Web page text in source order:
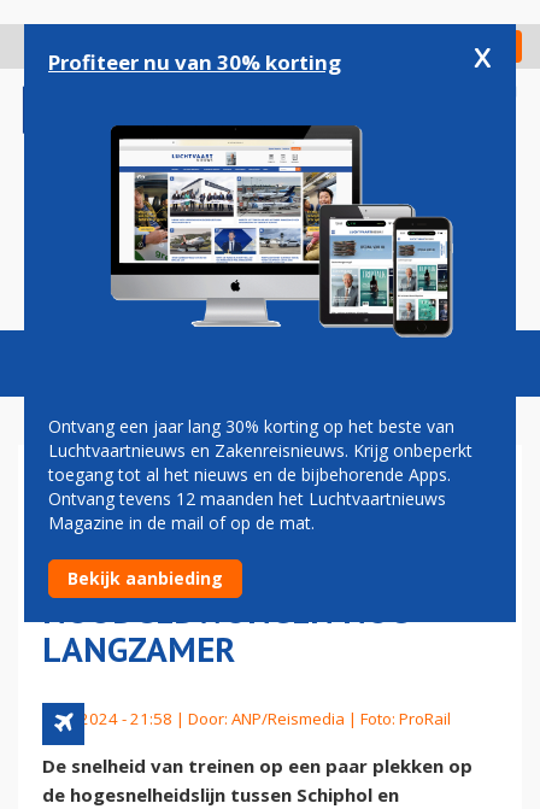
gaan
Check in
Magazine Podcasts Vacatures
TREINEN OP
HOGESNELHEIDSLIJN NAAR
SCHIPHOL WORDEN
NOODGEDWONGEN NOG
LANGZAMER
9 juli 2024 - 21:58 | Door: ANP/Reismedia | Foto: ProRail
De snelheid van treinen op een paar plekken op
de hogesnelheidslijn tussen Schiphol en
Profiteer nu van 30% korting x
Ontvang een jaar lang 30% korting op het beste van
Luchtvaartnieuws en Zakenreisnieuws. Krijg onbeperkt
toegang tot al het nieuws en de bijbehorende Apps.
Ontvang tevens 12 maanden het Luchtvaartnieuws
Magazine in de mail of op de mat.
Bekijk aanbieding